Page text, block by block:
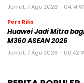
Jumat, 7 Agu 2026 - 04:14
Pers Rilis
Huawei Jadi Mitra
M360 ASEAN 2026
Jumat, 7 Agu 2026 - 00:42